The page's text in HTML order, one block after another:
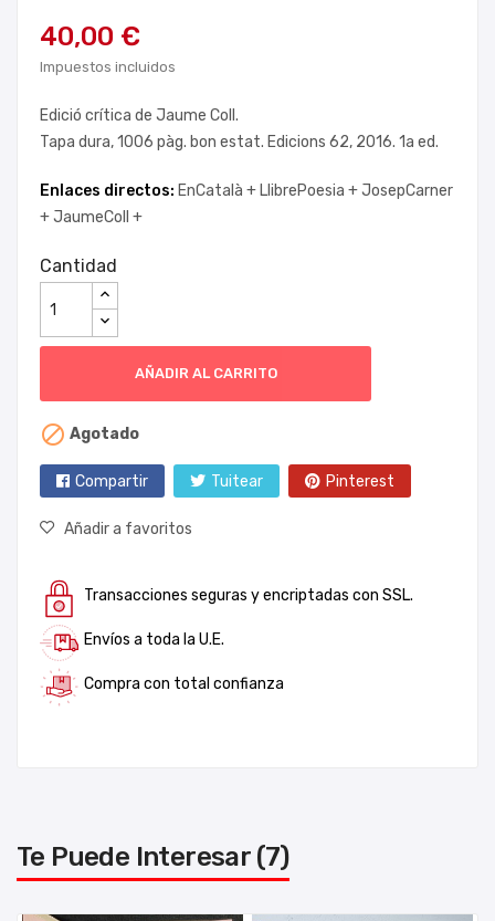
40,00 €
Impuestos incluidos
Edició crítica de Jaume Coll.
Tapa dura, 1006 pàg. bon estat. Edicions 62, 2016. 1a ed.
Enlaces directos: EnCatalà + LlibrePoesia +JosepCarner
+JaumeColl +
Cantidad
AÑADIR AL CARRITO
 Agotado
Compartir Tuitear Pinterest
Añadir a favoritos
Transacciones seguras y encriptadas con SSL.
Envíos a toda la U.E.
Compra con total confianza
Te Puede Interesar (7)